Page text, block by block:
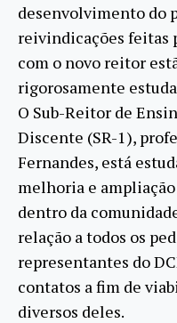
desenvolvimento do
reivindicações feitas
com o novo reitor
rigorosamente
O Sub-Reitor de
Discente (SR-1),
Fernandes, está
melhoria e
dentro da
relação a todos os
representantes do
contatos a fim de
diversos deles.